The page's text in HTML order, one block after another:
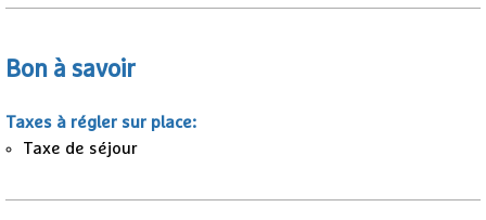
Bon à savoir
Taxes à régler sur place:
Taxe de séjour